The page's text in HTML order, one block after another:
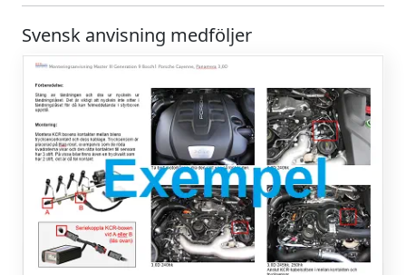
Svensk anvisning medföljer